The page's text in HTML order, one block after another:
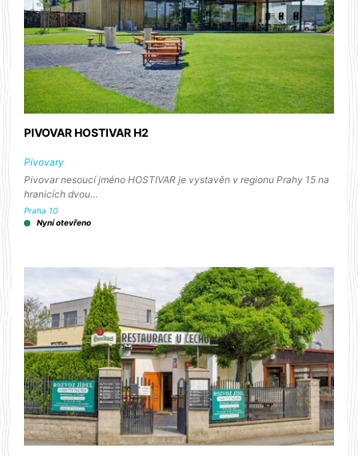
PIVOVAR HOSTIVAR H2
Pivovary
Pivovar nesoucí jméno HOSTIVAR je vystavěn v regionu Prahy 15 na
hranicích dvou…
Praha 10
Nyní otevřeno